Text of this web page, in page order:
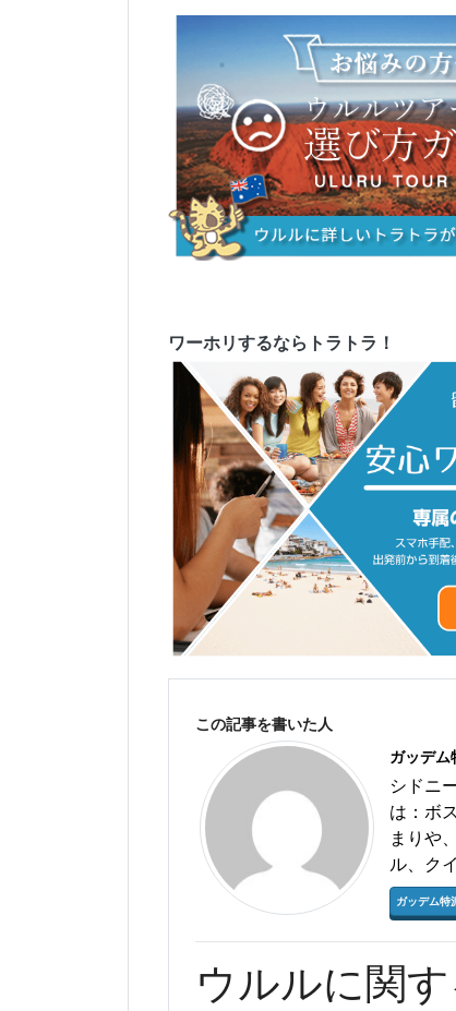
ワーホリするならトラトラ！
この記事を書いた人
ガッデム
シドニ
は：ボ
まりや
ル、ク
ガッデム特
ウルルに関